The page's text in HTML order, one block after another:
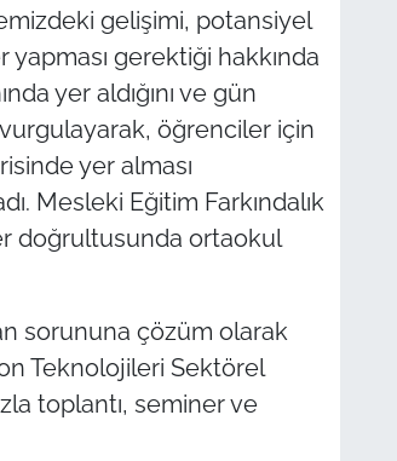
gelişimi, potansiyel
gerektiği hakkında
yer aldığını ve gün
öğrenciler için
yer alması
Mesleki Eğitim Farkındalık
doğrultusunda ortaokul
sorununa çözüm olarak
Teknolojileri Sektörel
toplantı, seminer ve